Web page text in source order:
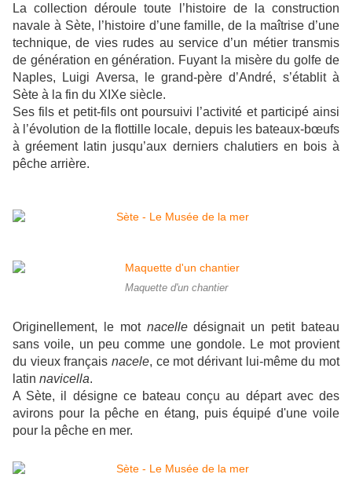
La collection déroule toute l’histoire de la construction
navale à Sète, l’histoire d’une famille, de la maîtrise d’une
technique, de vies rudes au service d’un métier transmis
de génération en génération. Fuyant la misère du golfe de
Naples, Luigi Aversa, le grand-père d’André, s’établit à
Sète à la fin du XIXe siècle.
Ses fils et petit-fils ont poursuivi l’activité et participé ainsi
à l’évolution de la flottille locale, depuis les bateaux-bœufs
à gréement latin jusqu’aux derniers chalutiers en bois à
pêche arrière.
Maquette d'un chantier
Originellement, le mot nacelledésignait un petit bateau
sans voile, un peu comme une gondole. Le mot provient
du vieux français nacele, ce mot dérivant lui-même du mot
latin navicella.
A Sète, il désigne ce bateau conçu au départ avec des
avirons pour la pêche en étang, puis équipé d'une voile
pour la pêche en mer.